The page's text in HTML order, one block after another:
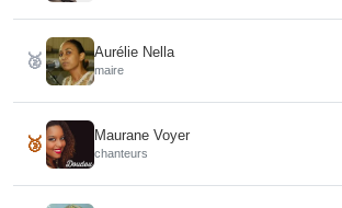
🥈 Aurélie Nella
maire
🥉 Maurane Voyer
chanteurs